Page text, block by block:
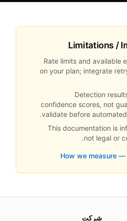
Limitations /
Rate limits and available
on your plan; integrate
Detection
confidence scores, not
validate before
This documentation is
not legal or
How we measure
شرکت